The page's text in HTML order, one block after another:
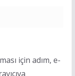
için adım, e-